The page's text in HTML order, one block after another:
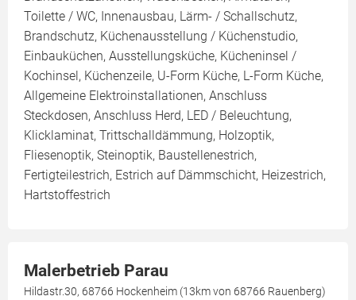
Toilette / WC, Innenausbau, Lärm- / Schallschutz,
Brandschutz, Küchenausstellung / Küchenstudio,
Einbauküchen, Ausstellungsküche, Kücheninsel /
Kochinsel, Küchenzeile, U-Form Küche, L-Form Küche,
Allgemeine Elektroinstallationen, Anschluss
Steckdosen, Anschluss Herd, LED / Beleuchtung,
Klicklaminat, Trittschalldämmung, Holzoptik,
Fliesenoptik, Steinoptik, Baustellenestrich,
Fertigteilestrich, Estrich auf Dämmschicht, Heizestrich,
Hartstoffestrich
Malerbetrieb Parau
Hildastr.30, 68766 Hockenheim (13km von 68766 Rauenberg)